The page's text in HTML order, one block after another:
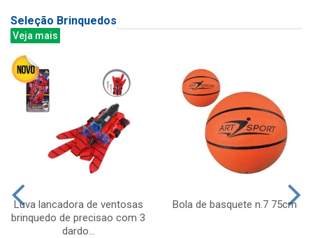
Seleção Brinquedos
Veja mais
Luva lancadora de ventosas
brinquedo de precisao com 3
dardo...
Bola de basquete n.7 75cm